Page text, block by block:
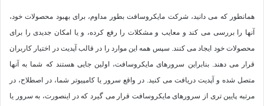
ایمیل
همانطور که می دانید، شرکت مایکروسافت بطور مداوم، برای بهبود محصولات خود،
آنها را بررسی می کند و معایب و مشکلات را رفع کرده، و یا امکان جدیدی را برای
محصولات خود ایجاد می کنند. سپس همه این موارد را در قالب آپدیت در اختیار کاربران
قرار می دهند. بنابراین سرورهای مایکروسافت، اولین جایی هستند که شما به آنها
متصل شده و آپدیت دریافت می کنید. در واقع سرور یا کامپیوتر شما، در اصطلاح، در
مرتبه پایین تری از سرورهای مایکروسافت قرار می گیرد که در اینصورت، به سرور یا